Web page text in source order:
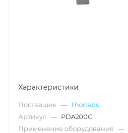
Характеристики
Поставщик — Thorlabs
Артикул — PDA200C
Применение оборудования —